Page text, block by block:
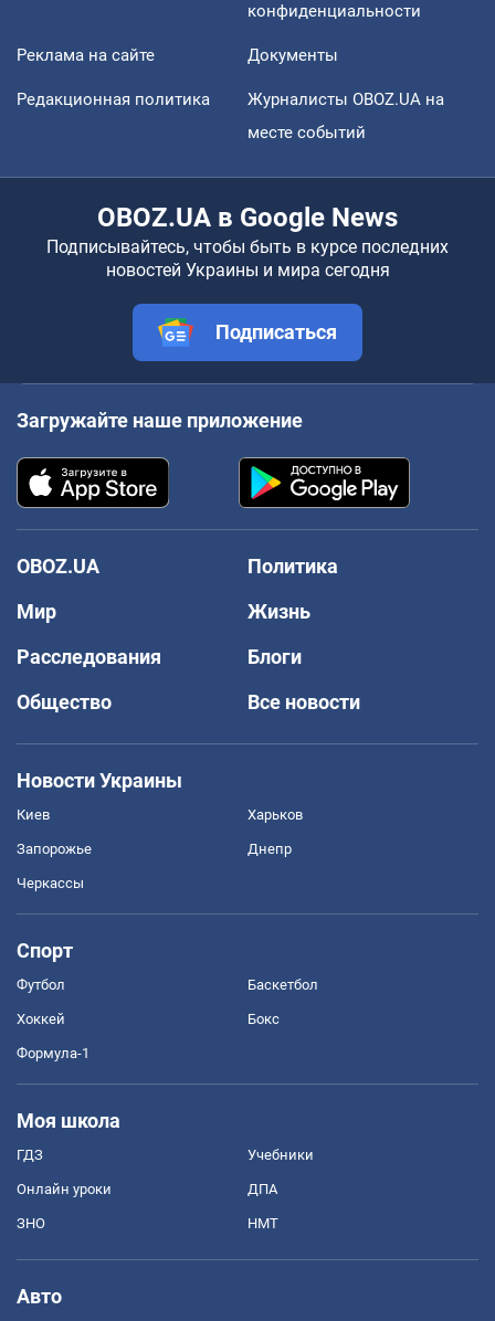
конфиденциальности
Реклама на сайте Документы
Редакционная политика
Журналисты OBOZ.UA на
месте событий
OBOZ.UA в Google News
Подписывайтесь, чтобы быть в курсе последних
новостей Украины и мира сегодня
Подписаться
Загружайте наше приложение
OBOZ.UA
Политика
Мир
Жизнь
Расследования
Блоги
Общество
Все новости
Новости Украины
Киев Харьков
Запорожье Днепр
Черкассы
Спорт
Футбол Баскетбол
Хоккей Бокс
Формула-1
Моя школа
ГДЗ Учебники
Онлайн уроки ДПА
ЗНО НМТ
Авто